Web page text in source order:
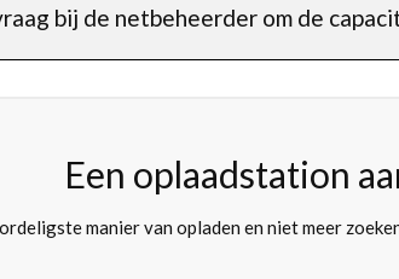
bij de netbeheerder om de
Een oplaadstation
manier van opladen en niet meer